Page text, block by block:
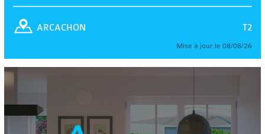
T2
ARCACHON
Mise à jour le 08/08/26